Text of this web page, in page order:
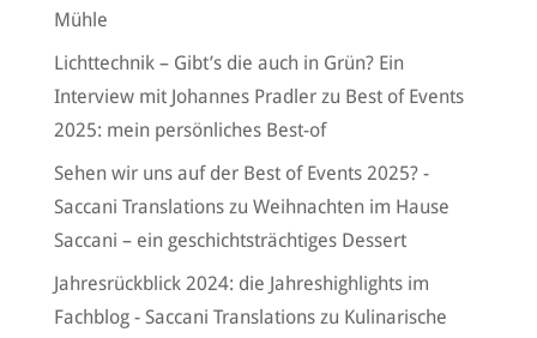
Mühle
Lichttechnik – Gibt’s die auch in Grün? Ein
Interview mit Johannes Pradlerzu Best of Events
2025: mein persönliches Best-of
Sehen wir uns auf der Best of Events 2025? -
Saccani Translationszu Weihnachten im Hause
Saccani – ein geschichtsträchtiges Dessert
Jahresrückblick 2024: die Jahreshighlights im
Fachblog - Saccani Translationszu Kulinarische